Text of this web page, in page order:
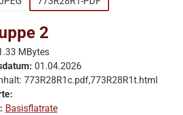
2
MBytes
01.04.2026
773R28R1c.pdf,773R28R1t.html
Basisflatrate